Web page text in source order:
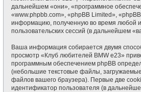
дальнейшем «они», «программное
«www.phpbb.com», «phpBB Limited»,
информацию, полученную во время любой
пользовательских сессий (в дальнейшем
Ваша информация собирается двумя
просмотр «Клуб любителей BMW e23»
программным обеспечением phpBB
(небольшие текстовые файлы,
файлов вашего браузера). Первые две
идентификатор пользователя (в